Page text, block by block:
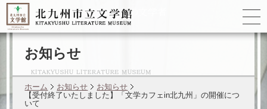
ゆかりの
お知らせ
ホーム お知らせ
お知らせ
【受付終了いたしました】「文学カフェin北九州」の開催につ
いて